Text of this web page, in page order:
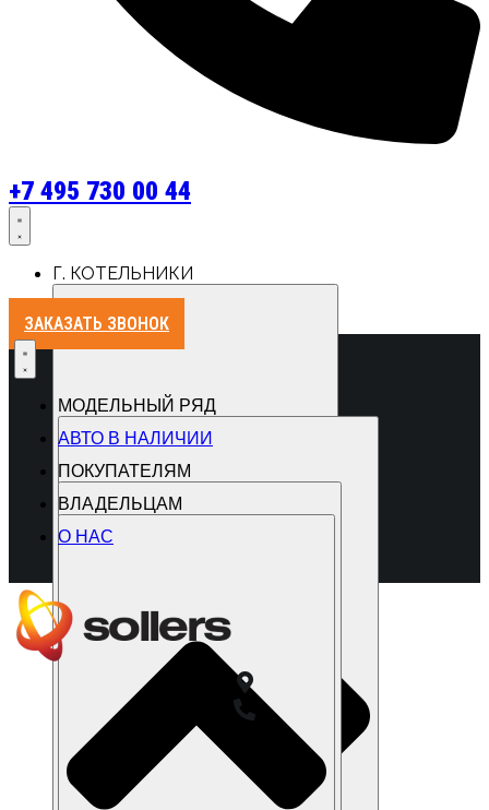
+7 495 730 00 44
Г. КОТЕЛЬНИКИ
Close г. Котельники
ЗАКАЗАТЬ ЗВОНОК
МОДЕЛЬНЫЙ РЯД
АВТО В НАЛИЧИИ
ПОКУПАТЕЛЯМ
ВЛАДЕЛЬЦАМ
О НАС